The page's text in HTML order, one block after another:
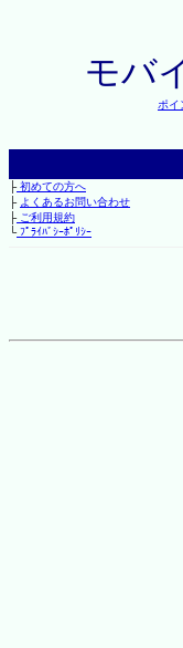
モバ
ポイ
├初めての方へ
├ よくあるお問い合わせ
├ご利用規約
└ﾌﾟﾗｲﾊﾞｼｰﾎﾟﾘｼｰ